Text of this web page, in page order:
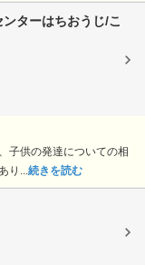
ターはちおうじ/こ
子供の発達についての相
り... 続きを読む